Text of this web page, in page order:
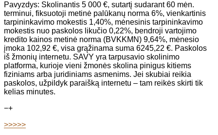
Pavyzdys: Skolinantis 5 000 €, sutartį sudarant 60 mėn.
terminui, fiksuotoji metinė palūkanų norma 6%, vienkartinis
tarpininkavimo mokestis 1,40%, mėnesinis tarpininkavimo
mokestis nuo paskolos likučio 0,22%, bendroji vartojimo
kredito kainos metinė norma (BVKKMN) 9,64%, mėnesio
įmoka 102,92 €, visa grąžinama suma 6245,22 €. Paskolos
iš žmonių internetu. SAVY yra tarpusavio skolinimo
platforma, kurioje vieni žmonės skolina pinigus kitiems
fiziniams arba juridiniams asmenims. Jei skubiai reikia
paskolos, užpildyk paraišką internetu – tam reikės skirti tik
kelias minutes.
−+
>>>>>